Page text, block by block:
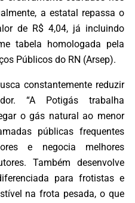
a estatal repassa o
de R$ 4,04, já incluindo
tabela homologada pela
Públicos do RN (Arsep).
constantemente reduzir
“A Potigás trabalha
o gás natural ao menor
públicas frequentes
e negocia melhores
Também desenvolve
para frotistas e
na frota pesada, o que